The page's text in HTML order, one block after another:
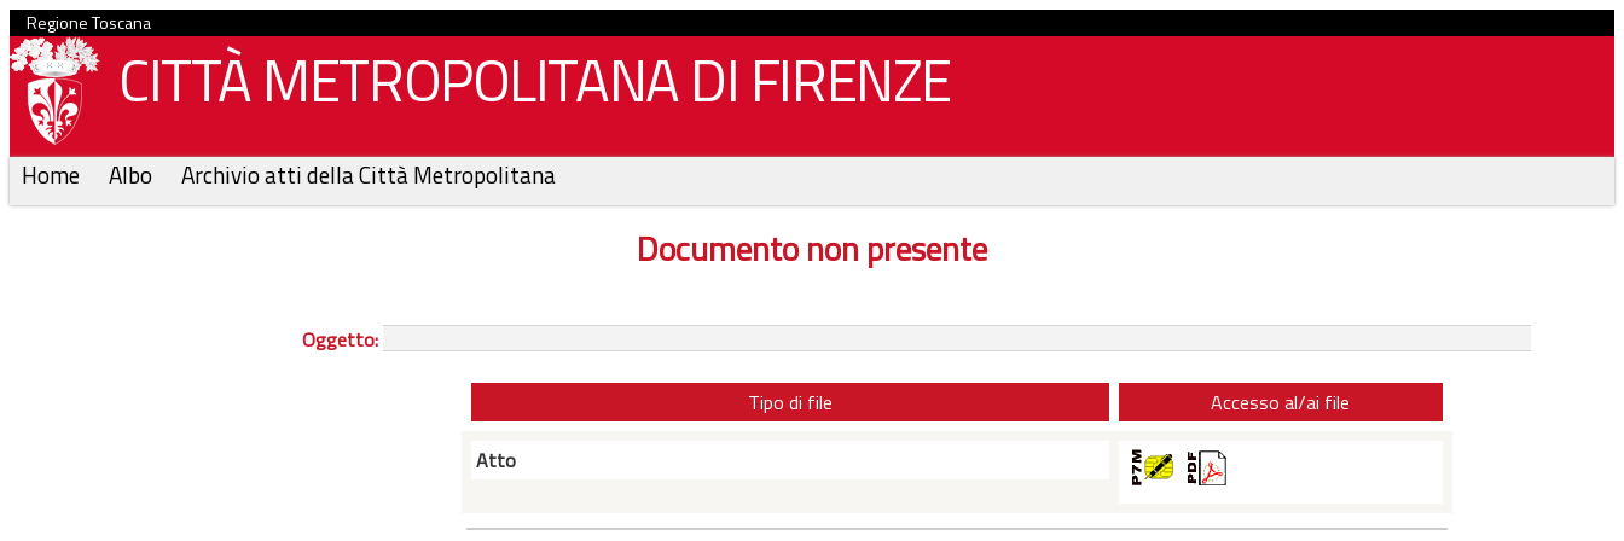
Regione Toscana
CITTÀ METROPOLITANA DI FIRENZE
Home Albo Archivio atti della Città Metropolitana
Documento non presente
Oggetto:
Tipo di file
Accesso al/ai file
Atto